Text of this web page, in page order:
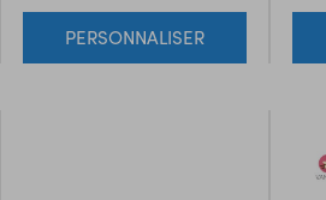
PERSONNALISER